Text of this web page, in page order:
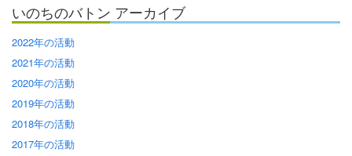
いのちのバトン アーカイブ
2022年の活動
2021年の活動
2020年の活動
2019年の活動
2018年の活動
2017年の活動